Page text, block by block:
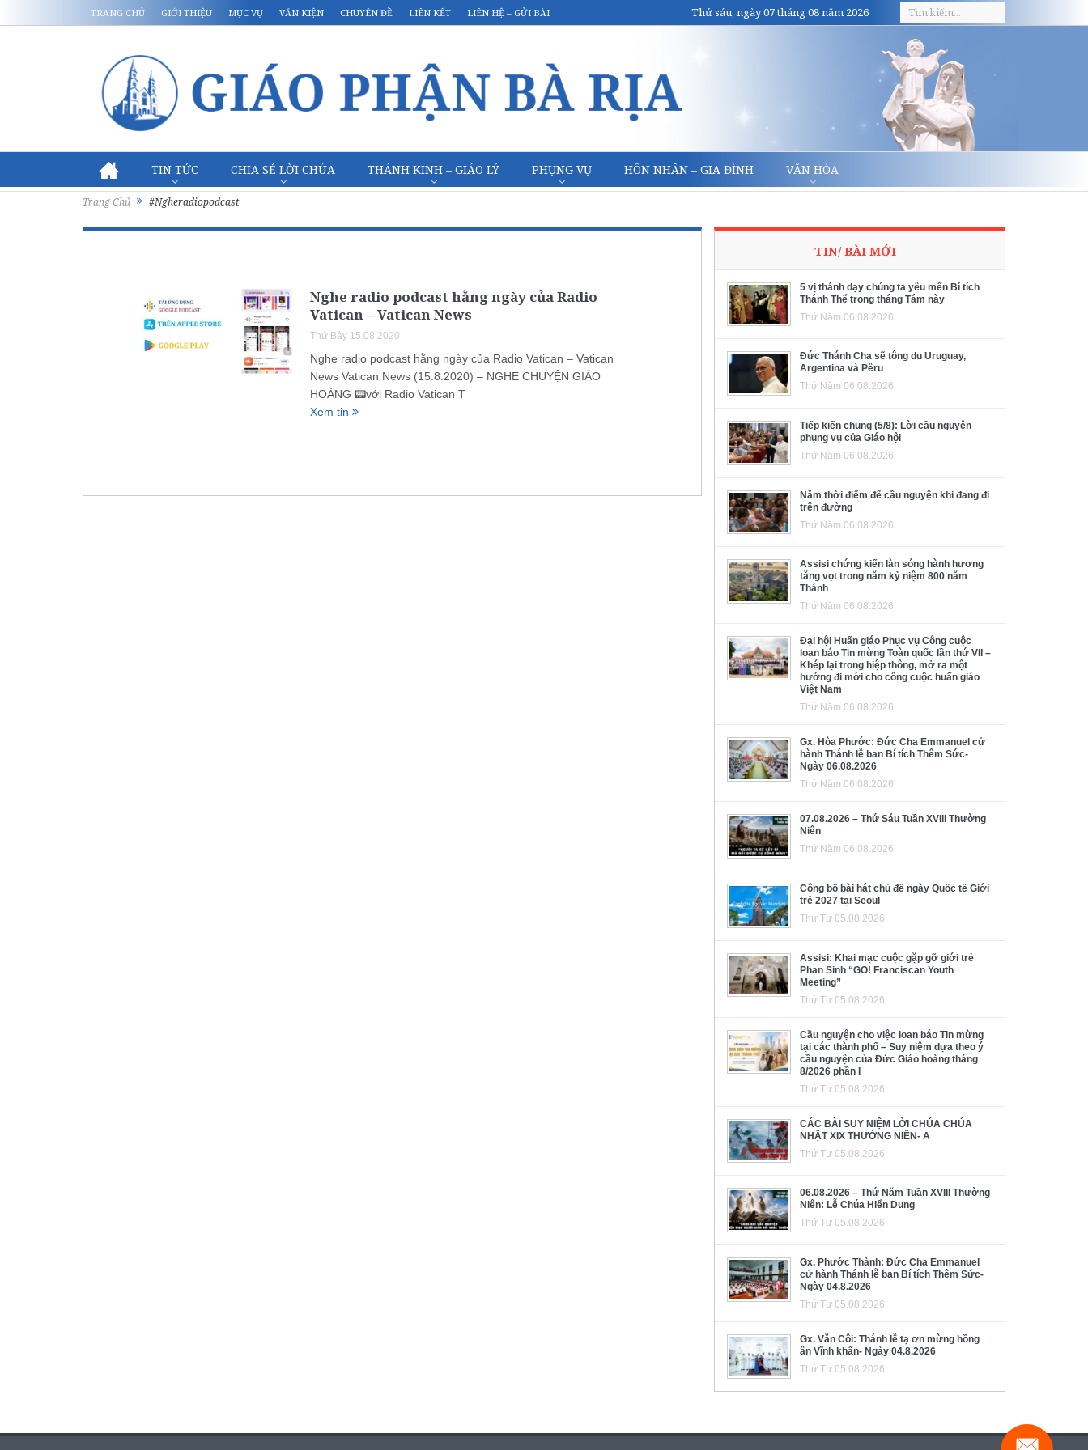
TRANG CHỦ GIỚI THIỆU MỤC VỤ VĂN KIỆN CHUYÊN ĐỀ LIÊN KẾT LIÊN HỆ – GỬI BÀI Thứ sáu, ngày 07 tháng 08 năm 2026
TIN TỨC CHIA SẺ LỜI CHÚA THÁNH KINH – GIÁO LÝ PHỤNG VỤ HÔN NHÂN – GIA ĐÌNH VĂN HÓA
Trang Chủ #Ngheradiopodcast
Nghe radio podcast hằng ngày của Radio
Vatican – Vatican News
Thứ Bảy 15.08.2020
Nghe radio podcast hằng ngày của Radio Vatican – Vatican
News Vatican News (15.8.2020) – NGHE CHUYỆN GIÁO
HOÀNG 📟với Radio Vatican T
Xem tin
TIN/ BÀI MỚI
5 vị thánh dạy chúng ta yêu mến Bí tích
Thánh Thể trong tháng Tám này
Thứ Năm 06.08.2026
Đức Thánh Cha sẽ tông du Uruguay,
Argentina và Pêru
Thứ Năm 06.08.2026
Tiếp kiến chung (5/8): Lời cầu nguyện
phụng vụ của Giáo hội
Thứ Năm 06.08.2026
Năm thời điểm để cầu nguyện khi đang đi
trên đường
Thứ Năm 06.08.2026
Assisi chứng kiến làn sóng hành hương
tăng vọt trong năm kỷ niệm 800 năm
Thánh
Thứ Năm 06.08.2026
Đại hội Huấn giáo Phục vụ Công cuộc
loan báo Tin mừng Toàn quốc lần thứ VII –
Khép lại trong hiệp thông, mở ra một
hướng đi mới cho công cuộc huấn giáo
Việt Nam
Thứ Năm 06.08.2026
Gx. Hòa Phước: Đức Cha Emmanuel cử
hành Thánh lễ ban Bí tích Thêm Sức-
Ngày 06.08.2026
Thứ Năm 06.08.2026
07.08.2026 – Thứ Sáu Tuần XVIII Thường
Niên
Thứ Năm 06.08.2026
Công bố bài hát chủ đề ngày Quốc tế Giới
trẻ 2027 tại Seoul
Thứ Tư 05.08.2026
Assisi: Khai mạc cuộc gặp gỡ giới trẻ
Phan Sinh “GO! Franciscan Youth
Meeting”
Thứ Tư 05.08.2026
Cầu nguyện cho việc loan báo Tin mừng
tại các thành phố – Suy niệm dựa theo ý
cầu nguyện của Đức Giáo hoàng tháng
8/2026 phần I
Thứ Tư 05.08.2026
CÁC BÀI SUY NIỆM LỜI CHÚA CHÚA
NHẬT XIX THƯỜNG NIÊN- A
Thứ Tư 05.08.2026
06.08.2026 – Thứ Năm Tuần XVIII Thường
Niên: Lễ Chúa Hiển Dung
Thứ Tư 05.08.2026
Gx. Phước Thành: Đức Cha Emmanuel
cử hành Thánh lễ ban Bí tích Thêm Sức-
Ngày 04.8.2026
Thứ Tư 05.08.2026
Gx. Văn Côi: Thánh lễ tạ ơn mừng hồng
ân Vĩnh khấn- Ngày 04.8.2026
Thứ Tư 05.08.2026